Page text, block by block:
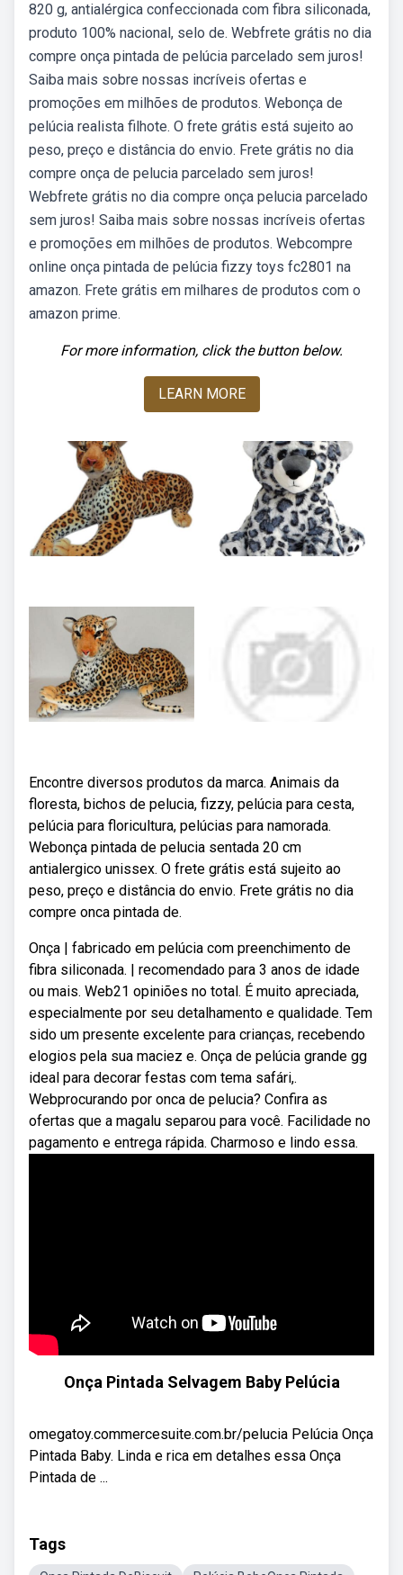
820 g, antialérgica confeccionada com fibra siliconada,
produto 100% nacional, selo de. Webfrete grátis no dia
compre onça pintada de pelúcia parcelado sem juros!
Saiba mais sobre nossas incríveis ofertas e
promoções em milhões de produtos. Webonça de
pelúcia realista filhote. O frete grátis está sujeito ao
peso, preço e distância do envio. Frete grátis no dia
compre onça de pelucia parcelado sem juros!
Webfrete grátis no dia compre onça pelucia parcelado
sem juros! Saiba mais sobre nossas incríveis ofertas
e promoções em milhões de produtos. Webcompre
online onça pintada de pelúcia fizzy toys fc2801 na
amazon. Frete grátis em milhares de produtos com o
amazon prime.
For more information, click the button below.
LEARN MORE
Encontre diversos produtos da marca. Animais da
floresta, bichos de pelucia, fizzy, pelúcia para cesta‎,
pelúcia para floricultura, pelúcias para namorada.
Webonça pintada de pelucia sentada 20 cm
antialergico unissex. O frete grátis está sujeito ao
peso, preço e distância do envio. Frete grátis no dia
compre onca pintada de.
Onça | fabricado em pelúcia com preenchimento de
fibra siliconada. | recomendado para 3 anos de idade
ou mais. Web21 opiniões no total. É muito apreciada,
especialmente por seu detalhamento e qualidade. Tem
sido um presente excelente para crianças, recebendo
elogios pela sua maciez e. Onça de pelúcia grande gg
ideal para decorar festas com tema safári,.
Webprocurando por onca de pelucia? Confira as
ofertas que a magalu separou para você. Facilidade no
pagamento e entrega rápida. Charmoso e lindo essa.
Onça Pintada Selvagem Baby Pelúcia
omegatoy.commercesuite.com.br/pelucia Pelúcia Onça
Pintada Baby. Linda e rica em detalhes essa Onça
Pintada de ...
Tags